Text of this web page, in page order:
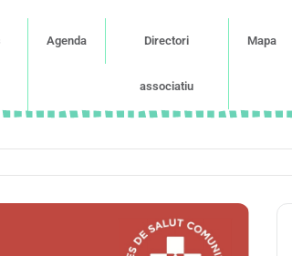
Agenda Directori
associatiu
Mapa